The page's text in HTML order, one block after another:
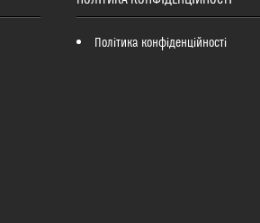
Політика конфіденційності